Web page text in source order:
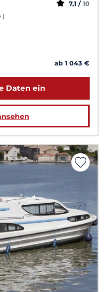
)
7,1 / 10
ab 1 043 €
Daten ein